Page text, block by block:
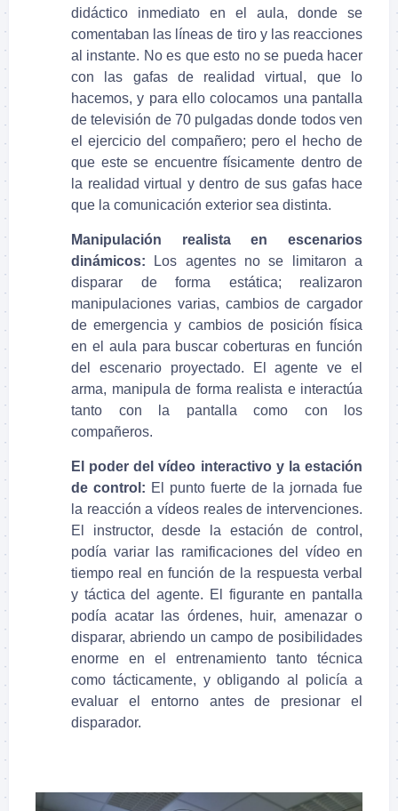
didáctico inmediato en el aula, donde se
comentaban las líneas de tiro y las reacciones
al instante. No es que esto no se pueda hacer
con las gafas de realidad virtual, que lo
hacemos, y para ello colocamos una pantalla
de televisión de 70 pulgadas donde todos ven
el ejercicio del compañero; pero el hecho de
que este se encuentre físicamente dentro de
la realidad virtual y dentro de sus gafas hace
que la comunicación exterior sea distinta.
Manipulación realista en escenarios
dinámicos: Los agentes no se limitaron a
disparar de forma estática; realizaron
manipulaciones varias, cambios de cargador
de emergencia y cambios de posición física
en el aula para buscar coberturas en función
del escenario proyectado. El agente ve el
arma, manipula de forma realista e interactúa
tanto con la pantalla como con los
compañeros.
El poder del vídeo interactivo y la estación
de control: El punto fuerte de la jornada fue
la reacción a vídeos reales de intervenciones.
El instructor, desde la estación de control,
podía variar las ramificaciones del vídeo en
tiempo real en función de la respuesta verbal
y táctica del agente. El figurante en pantalla
podía acatar las órdenes, huir, amenazar o
disparar, abriendo un campo de posibilidades
enorme en el entrenamiento tanto técnica
como tácticamente, y obligando al policía a
evaluar el entorno antes de presionar el
disparador.